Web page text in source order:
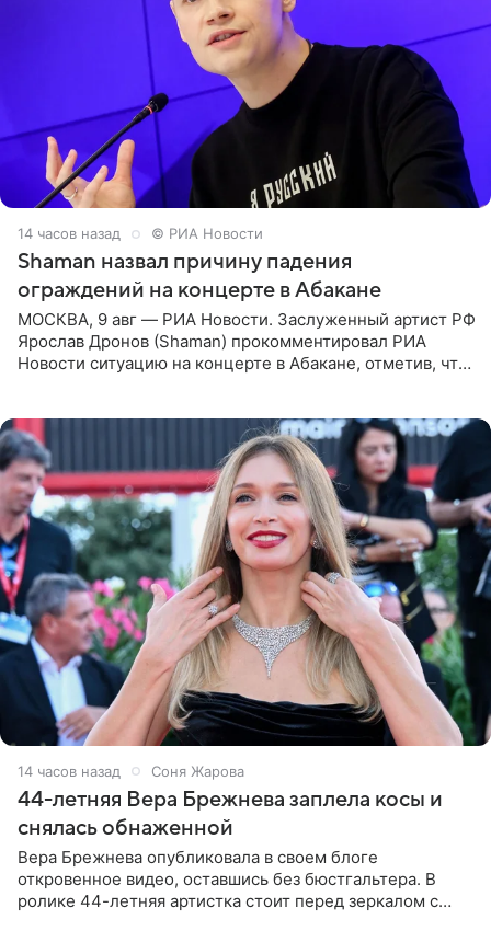
14 часов назад © РИА Новости
Shaman назвал причину падения
ограждений на концерте в Абакане
МОСКВА, 9 авг — РИА Новости. Заслуженный артист РФ
Ярослав Дронов (Shaman) прокомментировал РИА
Новости ситуацию на концерте в Абакане, отметив, что
14 часов назад Соня Жарова
44-летняя Вера Брежнева заплела косы и
снялась обнаженной
Вера Брежнева опубликовала в своем блоге
откровенное видео, оставшись без бюстгальтера. В
ролике 44-летняя артистка стоит перед зеркалом с